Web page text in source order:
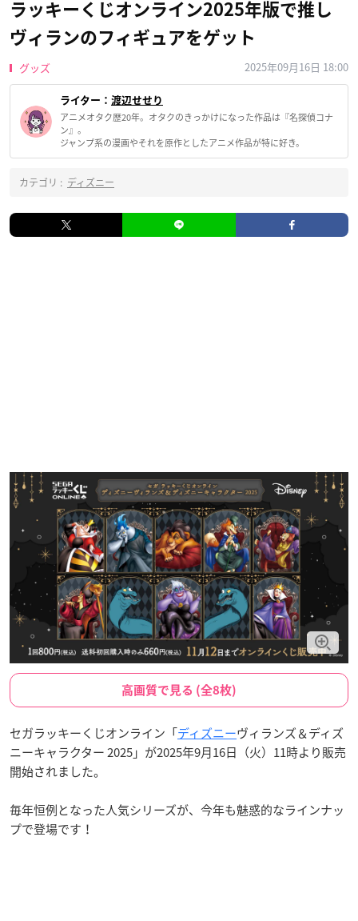
ラッキーくじオンライン2025年版で推し
ヴィランのフィギュアをゲット
グッズ 2025年09月16日 18:00
ライター： 渡辺せせり
アニメオタク歴20年。オタクのきっかけになった作品は『名探偵コナ
ン』。
ジャンプ系の漫画やそれを原作としたアニメ作品が特に好き。
カテゴリ : ディズニー
高画質で見る (全8枚)
セガラッキーくじオンライン「ディズニーヴィランズ＆ディズ
ニーキャラクター 2025」が2025年9月16日（火）11時より販売
開始されました。
毎年恒例となった人気シリーズが、今年も魅惑的なラインナッ
プで登場です！